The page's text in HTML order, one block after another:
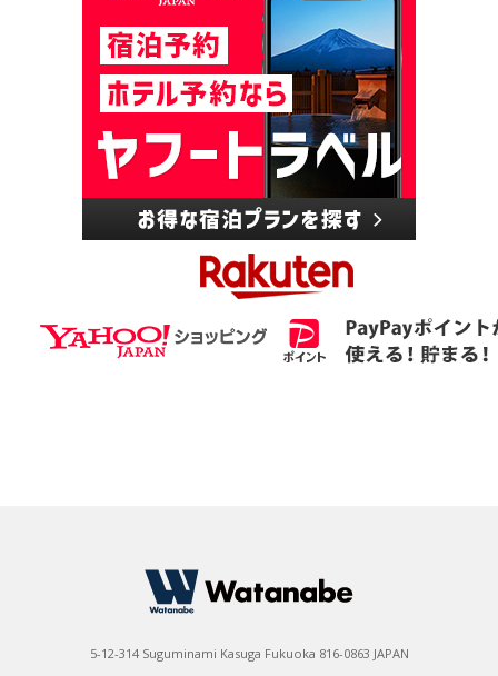
5-12-314 Suguminami Kasuga Fukuoka 816-0863 JAPAN